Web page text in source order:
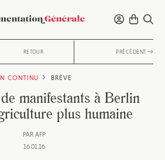
RETOUR PRÉCÉDENT
CONTINU BRÈVE
manifestants à Berlin
plus humaine
PAR AFP
16.01.16